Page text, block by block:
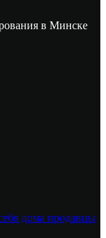
в Минске
дома продавцы